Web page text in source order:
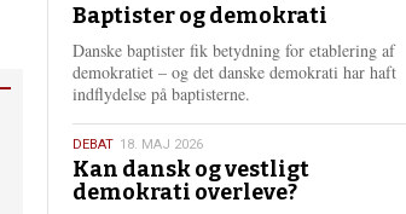
maj
2026
Baptister og demokrati
Danske baptister fik betydning for etablering af
demokratiet – og det danske demokrati har haft
indflydelse på baptisterne.
18.
maj
2026
DEBAT 18. MAJ 2026
Kan dansk og vestligt
demokrati overleve?